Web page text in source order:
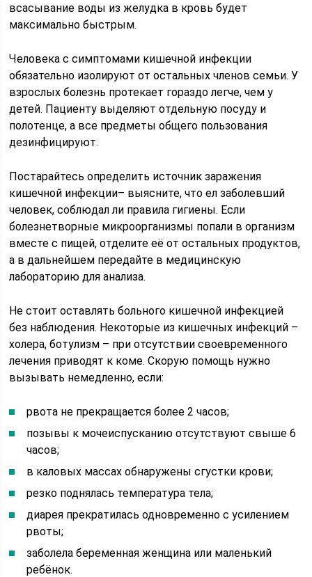
всасывание воды из желудка в кровь будет
максимально быстрым.
Человека с симптомами кишечной инфекции
обязательно изолируют от остальных членов семьи. У
взрослых болезнь протекает гораздо легче, чем у
детей. Пациенту выделяют отдельную посуду и
полотенце, а все предметы общего пользования
дезинфицируют.
Постарайтесь определить источник заражения
кишечной инфекции– выясните, что ел заболевший
человек, соблюдал ли правила гигиены. Если
болезнетворные микроорганизмы попали в организм
вместе с пищей, отделите её от остальных продуктов,
а в дальнейшем передайте в медицинскую
лабораторию для анализа.
Не стоит оставлять больного кишечной инфекцией
без наблюдения. Некоторые из кишечных инфекций –
холера, ботулизм – при отсутствии своевременного
лечения приводят к коме. Скорую помощь нужно
вызывать немедленно, если:
рвота не прекращается более 2 часов;
позывы к мочеиспусканию отсутствуют свыше 6
часов;
в каловых массах обнаружены сгустки крови;
резко поднялась температура тела;
диарея прекратилась одновременно с усилением
рвоты;
заболела беременная женщина или маленький
ребёнок.